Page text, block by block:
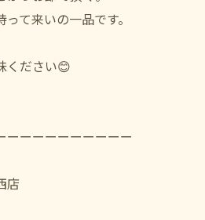
て来いの一品です。
ください😊
ーーーーーーーーーー
店